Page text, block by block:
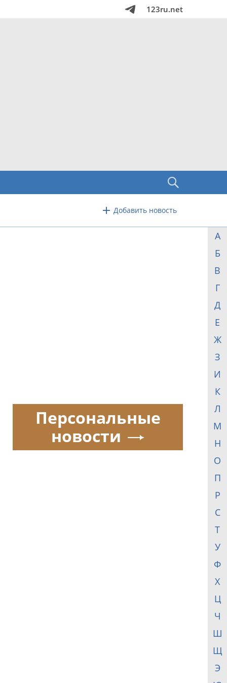
123ru.net
Добавить новость
А
Б
В
Г
Д
Е
Ж
З
И
К
Л
М
Н
О
П
Р
С
Т
У
Ф
Х
Ц
Ч
Ш
Щ
Э
Персональные
новости